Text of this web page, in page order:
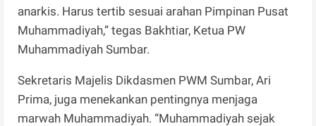
anarkis. Harus tertib sesuai arahan Pimpinan Pusat
Muhammadiyah,” tegas Bakhtiar, Ketua PW
Muhammadiyah Sumbar.
Sekretaris Majelis Dikdasmen PWM Sumbar, Ari
Prima, juga menekankan pentingnya menjaga
marwah Muhammadiyah. “Muhammadiyah sejak